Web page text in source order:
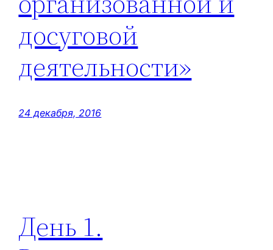
досуговой
деятельности»
24 декабря, 2016
День 1.